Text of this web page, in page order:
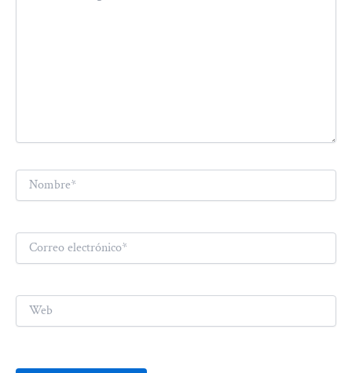
Nombre*
Correo
electrónico*
Web